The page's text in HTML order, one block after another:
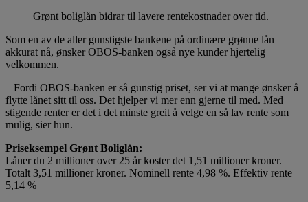
Grønt boliglån bidrar til lavere rentekostnader over tid.
Som en av de aller gunstigste bankene på ordinære grønne lån
akkurat nå, ønsker OBOS-banken også nye kunder hjertelig
velkommen.
– Fordi OBOS-banken er så gunstig priset, ser vi at mange ønsker å
flytte lånet sitt til oss. Det hjelper vi mer enn gjerne til med. Med
stigende renter er det i det minste greit å velge en så lav rente som
mulig, sier hun.
Priseksempel Grønt Boliglån:
Låner du 2 millioner over 25 år koster det 1,51 millioner kroner.
Totalt 3,51 millioner kroner. Nominell rente 4,98 %. Effektiv rente
5,14 %